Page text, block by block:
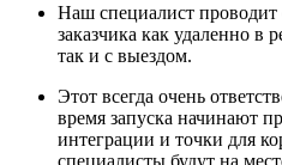
Наш специалист проводит
заказчика как удаленно в
так и с выездом.
Этот всегда очень
время запуска начинают
интеграции и точки для
специалисты будут на